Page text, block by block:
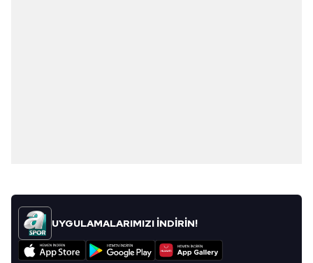
UYGULAMALARIMIZI İNDİRİN!